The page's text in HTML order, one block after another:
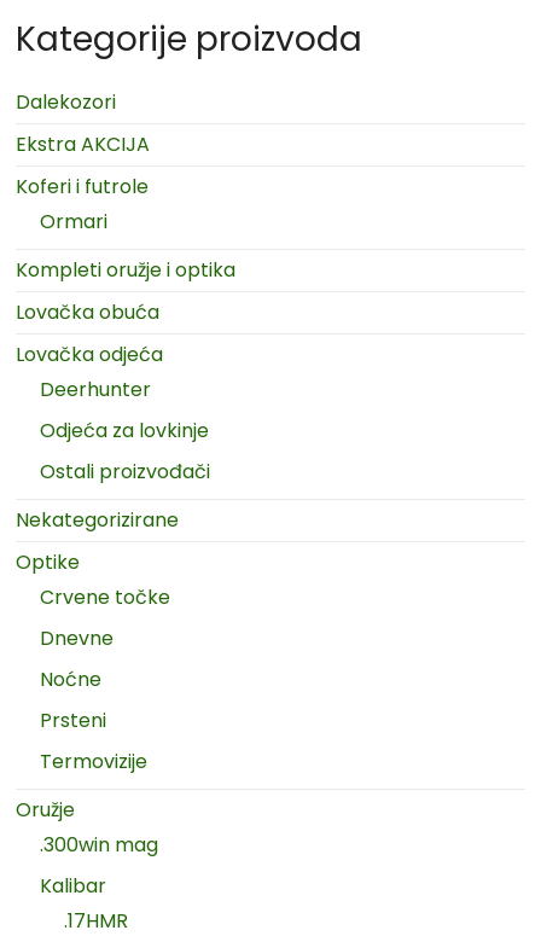
Kategorije proizvoda
Dalekozori
Ekstra AKCIJA
Koferi i futrole
Ormari
Kompleti oružje i optika
Lovačka obuća
Lovačka odjeća
Deerhunter
Odjeća za lovkinje
Ostali proizvođači
Nekategorizirane
Optike
Crvene točke
Dnevne
Noćne
Prsteni
Termovizije
Oružje
.300win mag
Kalibar
.17HMR